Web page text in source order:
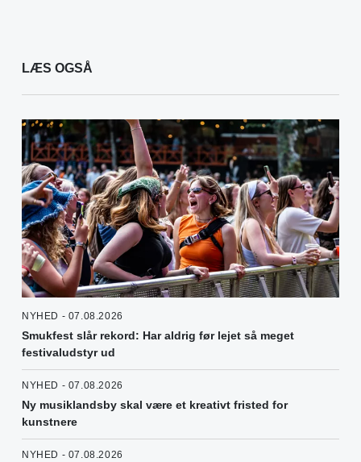
LÆS OGSÅ
NYHED - 07.08.2026
Smukfest slår rekord: Har aldrig før lejet så meget
festivaludstyr ud
NYHED - 07.08.2026
Ny musiklandsby skal være et kreativt fristed for
kunstnere
NYHED - 07.08.2026